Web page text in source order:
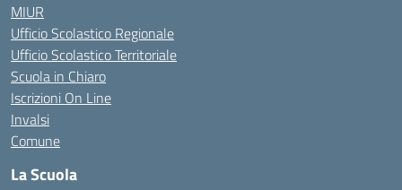
MIUR
Ufficio Scolastico Regionale
Ufficio Scolastico Territoriale
Scuola in Chiaro
Iscrizioni On Line
Invalsi
Comune
La Scuola